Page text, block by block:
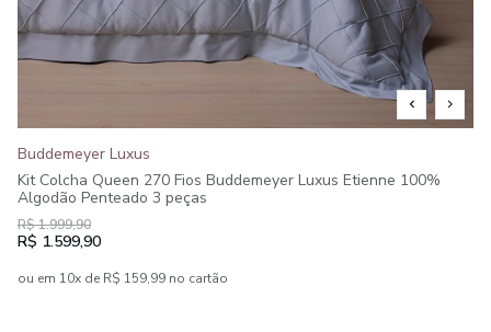
Buddemeyer Luxus
Kit Colcha Queen 270 Fios Buddemeyer Luxus Etienne 100%
Algodão Penteado 3 peças
R$ 1.999,90
R$ 1.599,90
ou em 10x de R$ 159,99 no cartão